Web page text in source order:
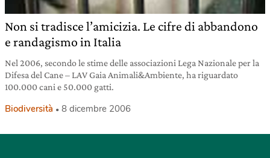
Non si tradisce l’amicizia. Le cifre di abbandono
e randagismo in Italia
Nel 2006, secondo le stime delle associazioni Lega Nazionale per la
Difesa del Cane – LAV Gaia Animali&Ambiente, ha riguardato
100.000 cani e 50.000 gatti.
Biodiversità 8 dicembre 2006